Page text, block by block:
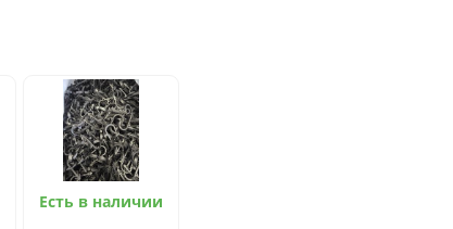
Есть в наличии